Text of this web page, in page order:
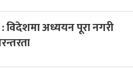
विदेशमा अध्ययन पूरा नगरी